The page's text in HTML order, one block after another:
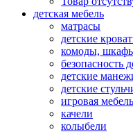
детская мебель
матрасы
детские
комоды,
безопасность
детские
детские
игровая мебель
качели
колыбели